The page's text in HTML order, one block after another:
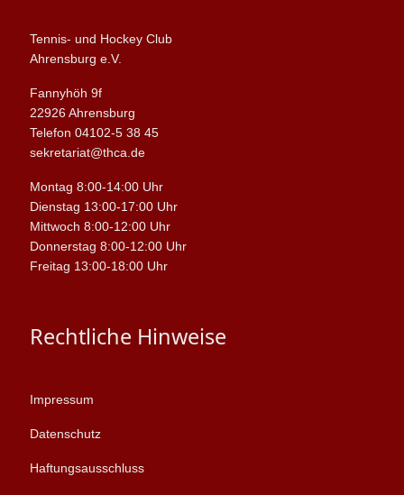
Tennis- und Hockey Club
Ahrensburg e.V.
Fannyhöh 9f
22926 Ahrensburg
Telefon 04102-5 38 45
sekretariat@thca.de
Montag 8:00-14:00 Uhr
Dienstag 13:00-17:00 Uhr
Mittwoch 8:00-12:00 Uhr
Donnerstag 8:00-12:00 Uhr
Freitag 13:00-18:00 Uhr
Rechtliche Hinweise
Impressum
Datenschutz
Haftungsausschluss